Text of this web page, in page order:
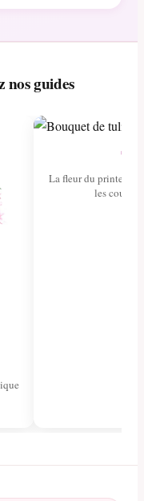
nos guides
La fleur du
les